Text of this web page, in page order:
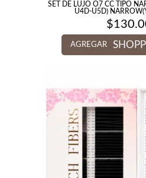
SET DE LUJO O7 CC TIPO
U4D-U5D)
$
AGREGAR